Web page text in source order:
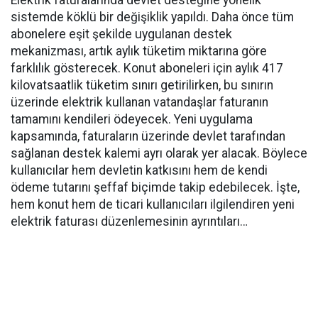
sistemde köklü bir değişiklik yapıldı. Daha önce tüm
abonelere eşit şekilde uygulanan destek
mekanizması, artık aylık tüketim miktarına göre
farklılık gösterecek. Konut aboneleri için aylık 417
kilovatsaatlik tüketim sınırı getirilirken, bu sınırın
üzerinde elektrik kullanan vatandaşlar faturanın
tamamını kendileri ödeyecek. Yeni uygulama
kapsamında, faturaların üzerinde devlet tarafından
sağlanan destek kalemi ayrı olarak yer alacak. Böylece
kullanıcılar hem devletin katkısını hem de kendi
ödeme tutarını şeffaf biçimde takip edebilecek. İşte,
hem konut hem de ticari kullanıcıları ilgilendiren yeni
elektrik faturası düzenlemesinin ayrıntıları…